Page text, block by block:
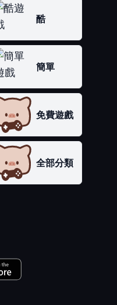
酷
簡單
免費遊戲
全部分類